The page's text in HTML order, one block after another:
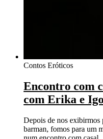
Contos Eróticos
Encontro com
com Erika e
Depois de nos exibirmos
barman, fomos para um